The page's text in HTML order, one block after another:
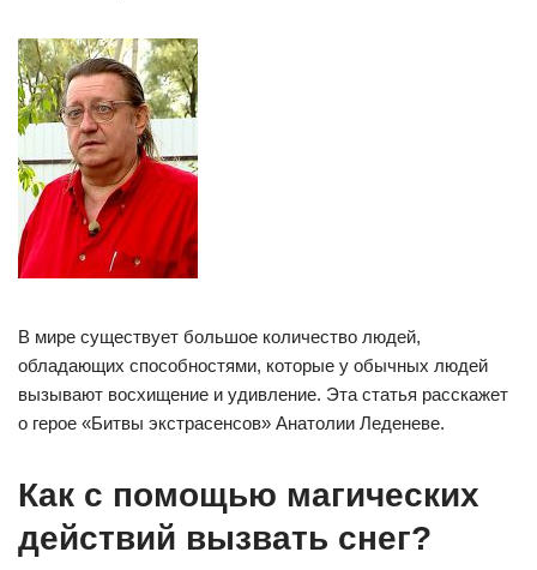
В мире существует большое количество людей,
обладающих способностями, которые у обычных людей
вызывают восхищение и удивление. Эта статья расскажет
о герое «Битвы экстрасенсов» Анатолии Леденеве.
Как с помощью магических
действий вызвать снег?